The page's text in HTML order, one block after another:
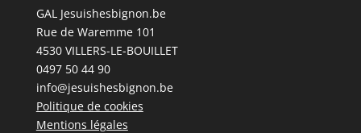
GAL Jesuishesbignon.be
Rue de Waremme 101
4530 VILLERS-LE-BOUILLET
0497 50 44 90
info@jesuishesbignon.be
Politique de cookies
Mentions légales